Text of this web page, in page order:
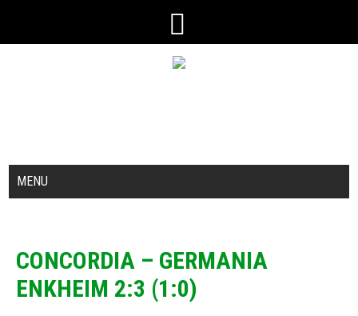
MENU
CONCORDIA – GERMANIA
ENKHEIM 2:3 (1:0)